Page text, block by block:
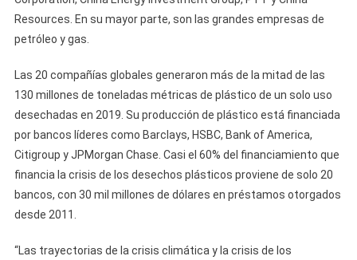
Resources. En su mayor parte, son las grandes empresas de
petróleo y gas.
Las 20 compañías globales generaron más de la mitad de las
130 millones de toneladas métricas de plástico de un solo uso
desechadas en 2019. Su producción de plástico está financiada
por bancos líderes como Barclays, HSBC, Bank of America,
Citigroup y JPMorgan Chase. Casi el 60% del financiamiento que
financia la crisis de los desechos plásticos proviene de solo 20
bancos, con 30 mil millones de dólares en préstamos otorgados
desde 2011.
“Las trayectorias de la crisis climática y la crisis de los